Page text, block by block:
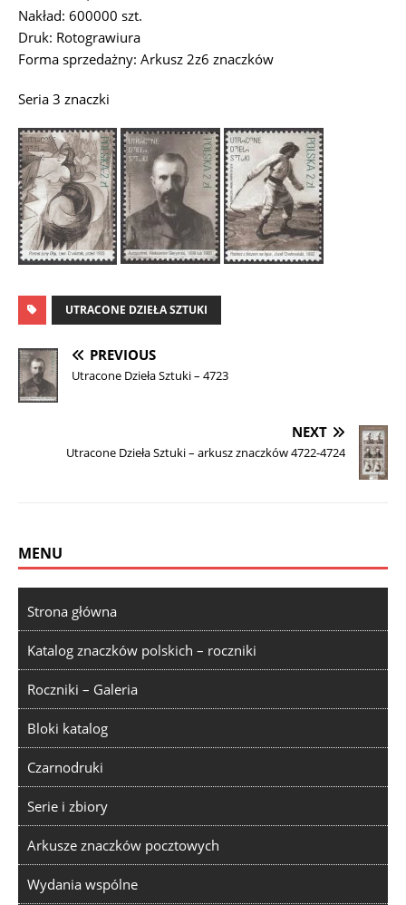
Nakład: 600000 szt.
Druk: Rotograwiura
Forma sprzedażny: Arkusz 2z6 znaczków
Seria 3 znaczki
UTRACONE DZIEŁA SZTUKI
PREVIOUS
Utracone Dzieła Sztuki – 4723
NEXT
Utracone Dzieła Sztuki – arkusz znaczków 4722-4724
MENU
Strona główna
Katalog znaczków polskich – roczniki
Roczniki – Galeria
Bloki katalog
Czarnodruki
Serie i zbiory
Arkusze znaczków pocztowych
Wydania wspólne